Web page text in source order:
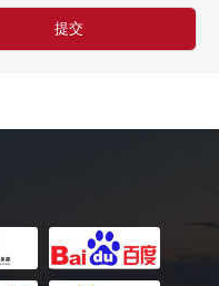
￥18-24万日元/月
镜成形
￥10万以上/年